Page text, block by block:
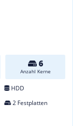
6
Anzahl Kerne
HDD
2 Festplatten